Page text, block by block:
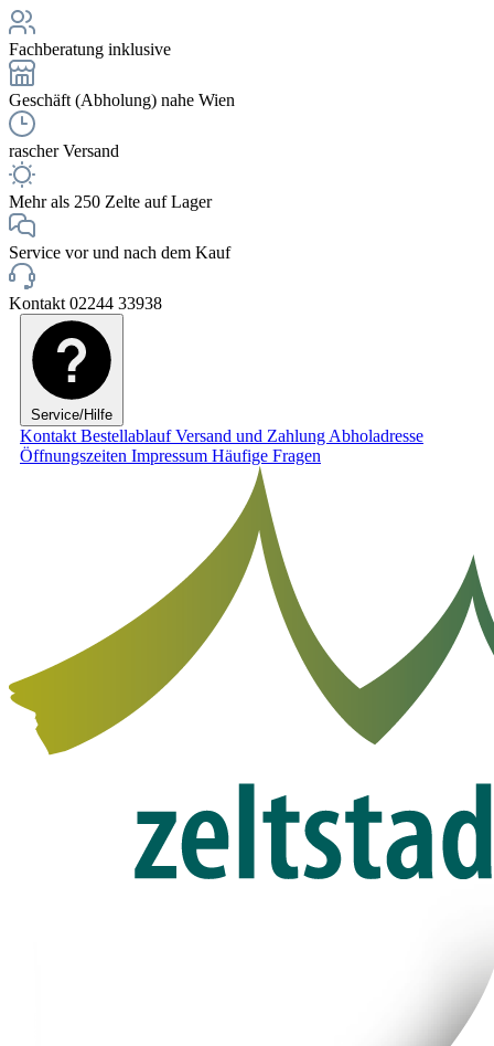
Fachberatung inklusive
Geschäft (Abholung) nahe Wien
rascher Versand
Mehr als 250 Zelte auf Lager
Service vor und nach dem Kauf
Kontakt 02244 33938
Service/Hilfe
Kontakt BestellablaufVersand und Zahlung Abholadresse
Öffnungszeiten Impressum Häufige Fragen